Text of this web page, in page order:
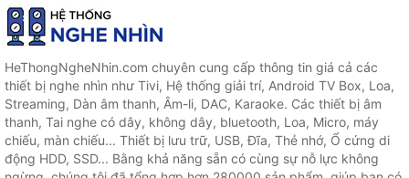
HeThongNgheNhin.com chuyên cung cấp thông tin giá cả các
thiết bị nghe nhìn như Tivi, Hệ thống giải trí, Android TV Box, Loa,
Streaming, Dàn âm thanh, Âm-li, DAC, Karaoke. Các thiết bị âm
thanh, Tai nghe có dây, không dây, bluetooth, Loa, Micro, máy
chiếu, màn chiếu... Thiết bị lưu trữ, USB, Đĩa, Thẻ nhớ, Ổ cứng di
động HDD, SSD... Bằng khả năng sẵn có cùng sự nỗ lực không